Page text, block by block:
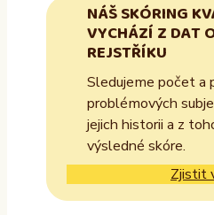
NÁŠ SKÓRING
VYCHÁZÍ Z DAT
REJSTŘÍKU
Sledujeme počet a
problémových
jejich historii a z
výsledné skóre.
Zjistit